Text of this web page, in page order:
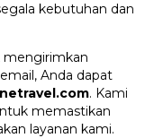
kebutuhan dan
mengirimkan
Anda dapat
. Kami
memastikan
layanan kami.